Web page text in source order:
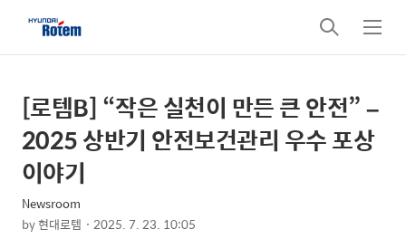
검
색
메
뉴
상
세
컨
텐
츠
본
문
제
목
[로템B] “작은 실천이 만든 큰 안전” –
2025 상반기 안전보건관리 우수 포상
이야기
Newsroom
by현대로템 2025. 7. 23. 10:05